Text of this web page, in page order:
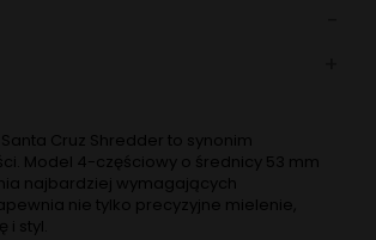
Santa Cruz Shredder to synonim
Model 4-częściowy o średnicy 53 mm
najbardziej wymagających
nie tylko precyzyjne mielenie,
i styl.